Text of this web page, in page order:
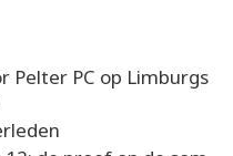
Pelter PC op Limburgs